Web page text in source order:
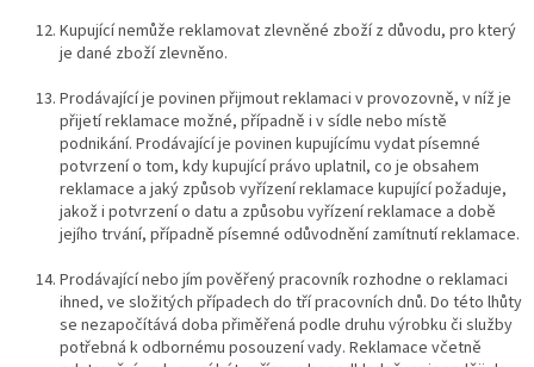
Kupující nemůže reklamovat zlevněné zboží z důvodu, pro který
je dané zboží zlevněno.
Prodávající je povinen přijmout reklamaci v provozovně, v níž je
přijetí reklamace možné, případně i v sídle nebo místě
podnikání. Prodávající je povinen kupujícímu vydat písemné
potvrzení o tom, kdy kupující právo uplatnil, co je obsahem
reklamace a jaký způsob vyřízení reklamace kupující požaduje,
jakož i potvrzení o datu a způsobu vyřízení reklamace a době
jejího trvání, případně písemné odůvodnění zamítnutí reklamace.
Prodávající nebo jím pověřený pracovník rozhodne o reklamaci
ihned, ve složitých případech do tří pracovních dnů. Do této lhůty
se nezapočítává doba přiměřená podle druhu výrobku či služby
potřebná k odbornému posouzení vady. Reklamace včetně